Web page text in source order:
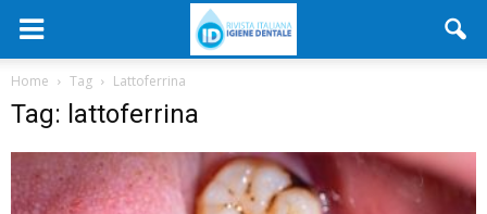
Home Tag Lattoferrina
Tag: lattoferrina